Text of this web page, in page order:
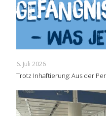
6. Juli 2026
Trotz Inhaftierung: Aus der